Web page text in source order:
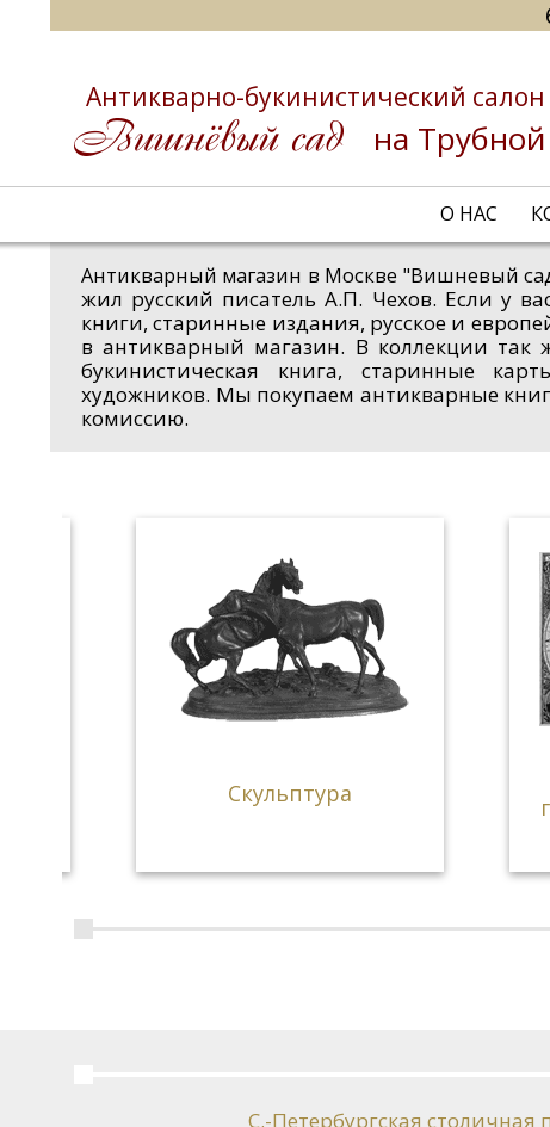
Антикварно-букинистический салон
на Трубной
О НАС
Антикварный магазин в Москве "Вишневый
жил русский писатель А.П. Чехов. Если у
книги, старинные издания, русское и
в антикварный магазин. В коллекции так
букинистическая книга, старинные
художников. Мы покупаем антикварные
комиссию.
Скульптура
С.-Петербургская столичная